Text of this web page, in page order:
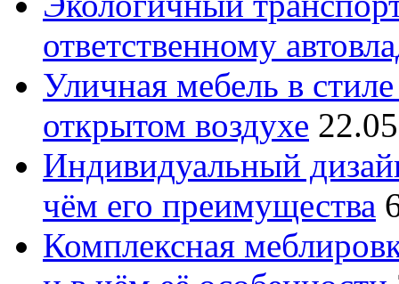
ответственному
Уличная мебель в
открытом воздухе
Индивидуальный
чём его преимущества
Комплексная